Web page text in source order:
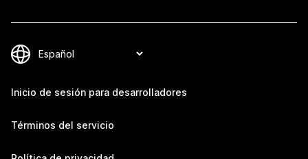
Inicio de sesión para desarrolladores
Términos del servicio